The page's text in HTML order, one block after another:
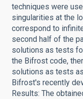
techniques were
singularities at the
correspond to
second half of the
solutions as tests
the Bifrost code,
solutions as tests
Bifrost's recently
Results: The